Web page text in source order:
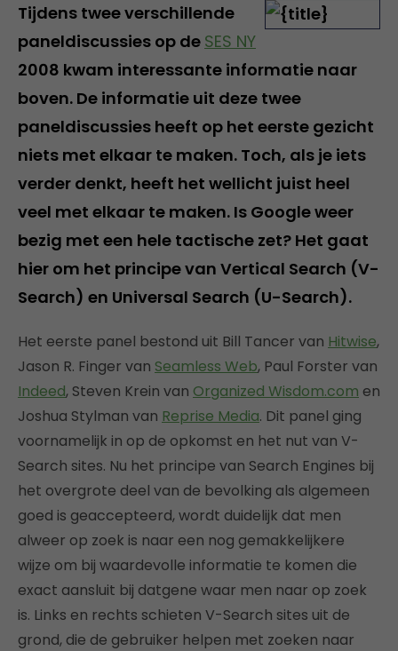
Tijdens twee verschillende
paneldiscussies op de SES NY
2008 kwam interessante informatie naar
boven. De informatie uit deze twee
paneldiscussies heeft op het eerste gezicht
niets met elkaar te maken. Toch, als je iets
verder denkt, heeft het wellicht juist heel
veel met elkaar te maken. Is Google weer
bezig met een hele tactische zet? Het gaat
hier om het principe van Vertical Search (V-
Search) en Universal Search (U-Search).
Het eerste panel bestond uit Bill Tancer van Hitwise,
Jason R. Finger van Seamless Web, Paul Forster van
Indeed, Steven Krein van Organized Wisdom.com en
Joshua Stylman van Reprise Media. Dit panel ging
voornamelijk in op de opkomst en het nut van V-
Search sites. Nu het principe van Search Engines bij
het overgrote deel van de bevolking als algemeen
goed is geaccepteerd, wordt duidelijk dat men
alweer op zoek is naar een nog gemakkelijkere
wijze om bij waardevolle informatie te komen die
exact aansluit bij datgene waar men naar op zoek
is. Links en rechts schieten V-Search sites uit de
grond, die de gebruiker helpen met zoeken naar